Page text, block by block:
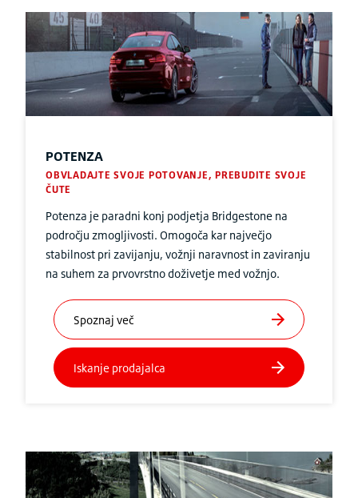
POTENZA
OBVLADAJTE SVOJE POTOVANJE, PREBUDITE SVOJE
ČUTE
Potenza je paradni konj podjetja Bridgestone na
področju zmogljivosti. Omogoča kar največjo
stabilnost pri zavijanju, vožnji naravnost in zaviranju
na suhem za prvovrstno doživetje med vožnjo.